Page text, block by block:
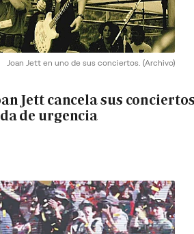
Joan Jett en uno de sus conciertos. (Archivo)
Jett cancela sus
de urgencia